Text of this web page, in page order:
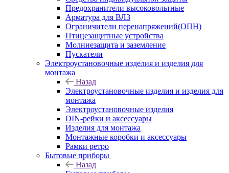
Предохранители высоковольтные
Арматура для ВЛЗ
Ограничители перенапряжений(ОПН)
Птицезащитные устройства
Молниезащита и заземление
Пускатели
Электроустановочные изделия и изделия для
монтажа
Назад
Электроустановочные изделия и изделия для
монтажа
Электроустановочные изделия
DIN-рейки и аксессуары
Изделия для монтажа
Монтажные коробки и аксессуары
Рамки ретро
Бытовые приборы
Назад